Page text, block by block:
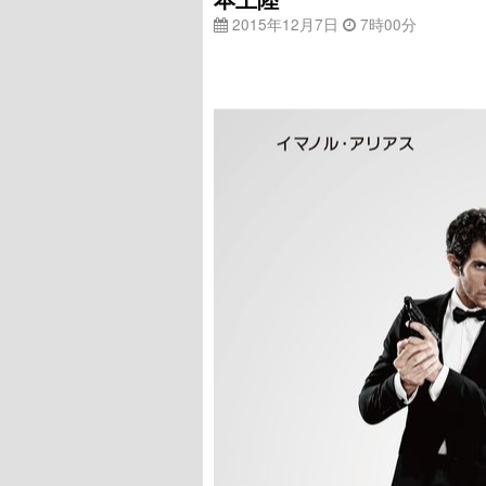
2015年12月7日 7時00分